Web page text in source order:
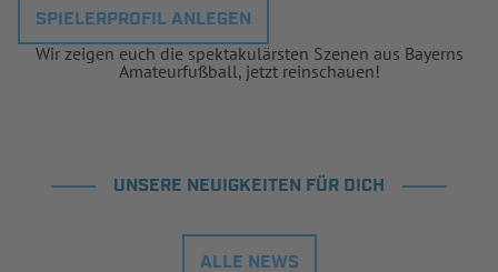
SPIELERPROFIL ANLEGEN
Wir zeigen euch die spektakulärsten Szenen aus Bayerns
Amateurfußball, jetzt reinschauen!
UNSERE NEUIGKEITEN FÜR DICH
ALLE NEWS